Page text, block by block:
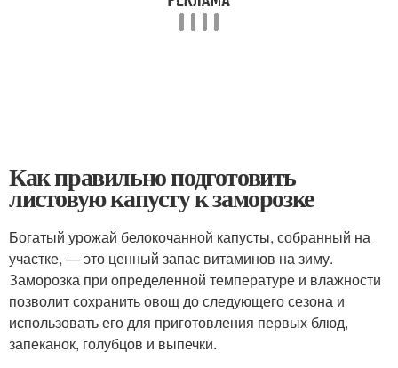
Как правильно подготовить
листовую капусту к заморозке
Богатый урожай белокочанной капусты, собранный на
участке, — это ценный запас витаминов на зиму.
Заморозка при определенной температуре и влажности
позволит сохранить овощ до следующего сезона и
использовать его для приготовления первых блюд,
запеканок, голубцов и выпечки.